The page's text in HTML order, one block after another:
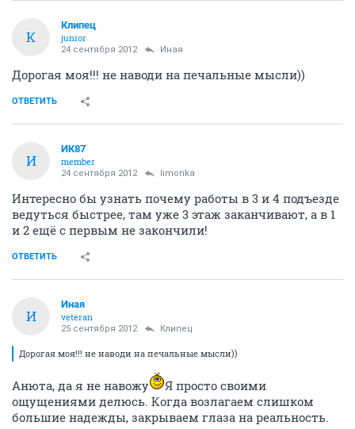
К
Клипец
junior
24 сентября 2012 Иная
Дорогая моя!!! не наводи на печальные мысли))
ОТВЕТИТЬ
И
ИК87
member
24 сентября 2012 limonka
Интересно бы узнать почему работы в 3 и 4 подъезде
ведуться быстрее, там уже 3 этаж заканчивают, а в 1
и 2 ещё с первым не закончили!
ОТВЕТИТЬ
И
Иная
veteran
25 сентября 2012 Клипец
Дорогая моя!!! не наводи на печальные мысли))
Анюта, да я не навожу
Я просто своими
ощущениями делюсь. Когда возлагаем слишком
большие надежды, закрываем глаза на реальность.